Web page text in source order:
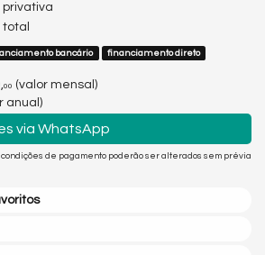
privativa
bancário financiamento direto
00 (valor mensal)
anual)
via WhatsApp
de pagamento poderão ser alterados sem prévia